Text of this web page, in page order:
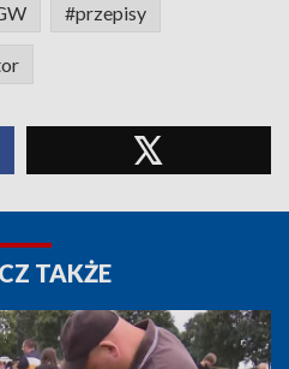
#przepisy
TAKŻE